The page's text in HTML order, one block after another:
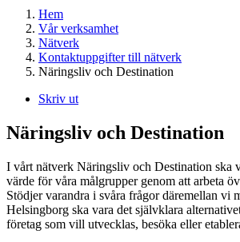
Hem
Vår verksamhet
Nätverk
Kontaktuppgifter till nätverk
Näringsliv och Destination
Skriv ut
Näringsliv och Destination
I vårt nätverk Näringsliv och Destination ska
värde för våra målgrupper genom att arbeta
Stödjer varandra i svåra frågor däremellan vi
Helsingborg ska vara det självklara
företag som vill utvecklas, besöka eller